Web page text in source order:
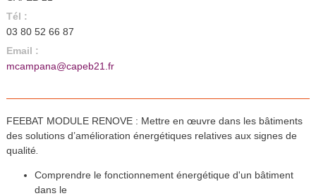
Tél :
03 80 52 66 87
Email :
mcampana@capeb21.fr
FEEBAT MODULE RENOVE : Mettre en œuvre dans les bâtiments
des solutions d’amélioration énergétiques relatives aux signes de
qualité.
Comprendre le fonctionnement énergétique d'un bâtiment
dans le